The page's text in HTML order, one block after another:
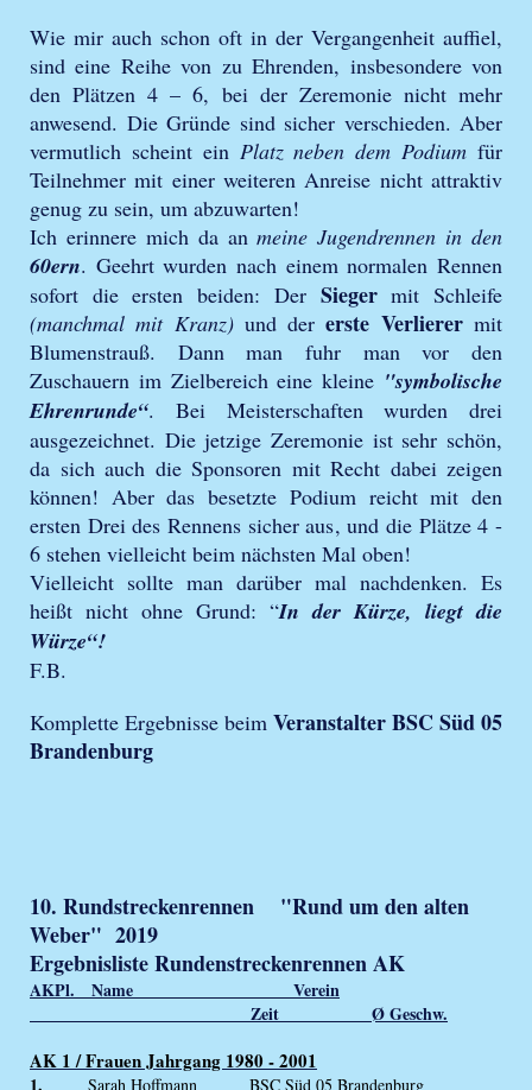
Wie mir auch schon oft in der Vergangenheit auffiel,
sind eine Reihe von zu Ehrenden, insbesondere von
den Plätzen 4 – 6, bei der Zeremonie nicht mehr
anwesend. Die Gründe sind sicher verschieden. Aber
vermutlich scheint ein Platz neben dem Podium für
Teilnehmer mit einer weiteren Anreise nicht attraktiv
genug zu sein, um abzuwarten!
Ich erinnere mich da anmeine Jugendrennen in den
60ern. Geehrt wurden nach einem normalen Rennen
sofort die ersten beiden: Der Siegermit Schleife
(manchmal mit Kranz)und dererste Verlierermit
Blumenstrauß. Dann man fuhr man vor den
Zuschauern im Zielbereich eine kleine "symbolische
Ehrenrunde“. Bei Meisterschaften wurden drei
ausgezeichnet. Die jetzige Zeremonie ist sehr schön,
da sich auch die Sponsoren mit Recht dabei zeigen
können! Aber das besetzte Podium reicht mit den
ersten Drei des Rennens sicher aus, und die Plätze 4 -
6 stehen vielleicht beim nächsten Mal oben!
Vielleicht sollte man darüber mal nachdenken. Es
heißt nicht ohne Grund: “In der Kürze, liegt die
Würze“!
F.B.
Komplette Ergebnisse beim Veranstalter BSC Süd 05
Brandenburg
10. Rundstreckenrennen "Rund um den alten
Weber" 2019
Ergebnisliste Rundenstreckenrennen AK
AKPl. Name Verein
Zeit Ø Geschw.
AK 1 / Frauen Jahrgang 1980 - 2001
1. Sarah Hoffmann BSC Süd 05 Brandenburg